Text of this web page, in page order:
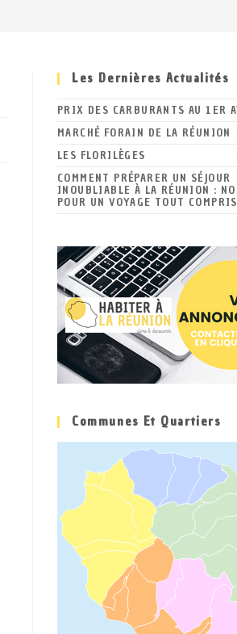
Les Dernières Actualités
PRIX DES CARBURANTS AU 1ER
MARCHÉ FORAIN DE LA RÉUNION
LES FLORILÈGES
COMMENT PRÉPARER UN SÉJOUR
INOUBLIABLE À LA RÉUNION :
POUR UN VOYAGE TOUT COMPRIS
Communes Et Quartiers